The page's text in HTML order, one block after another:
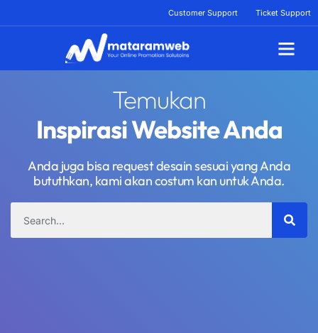
Customer Support Ticket Support
Temukan
Inspirasi Website Anda
Anda juga bisa request desain sesuai yang Anda
bututhkan, kami akan costum kan untuk Anda.